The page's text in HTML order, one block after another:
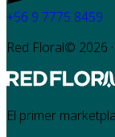
+56 9 7775 8459
Red Floral© 2026
El primer